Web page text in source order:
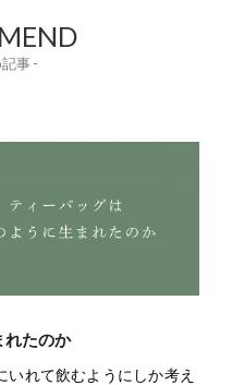
事 -
れたのか
れて飲むようにしか考え